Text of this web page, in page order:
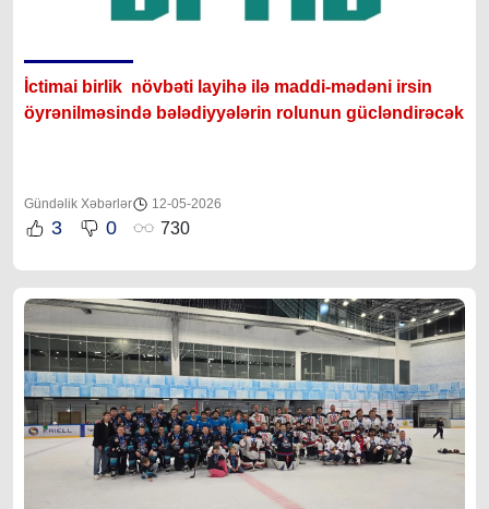
İctimai birlik növbəti layihə ilə maddi-mədəni irsin
öyrənilməsində bələdiyyələrin rolunun gücləndirəcək
Gündəlik Xəbərlər 12-05-2026
3 0 730